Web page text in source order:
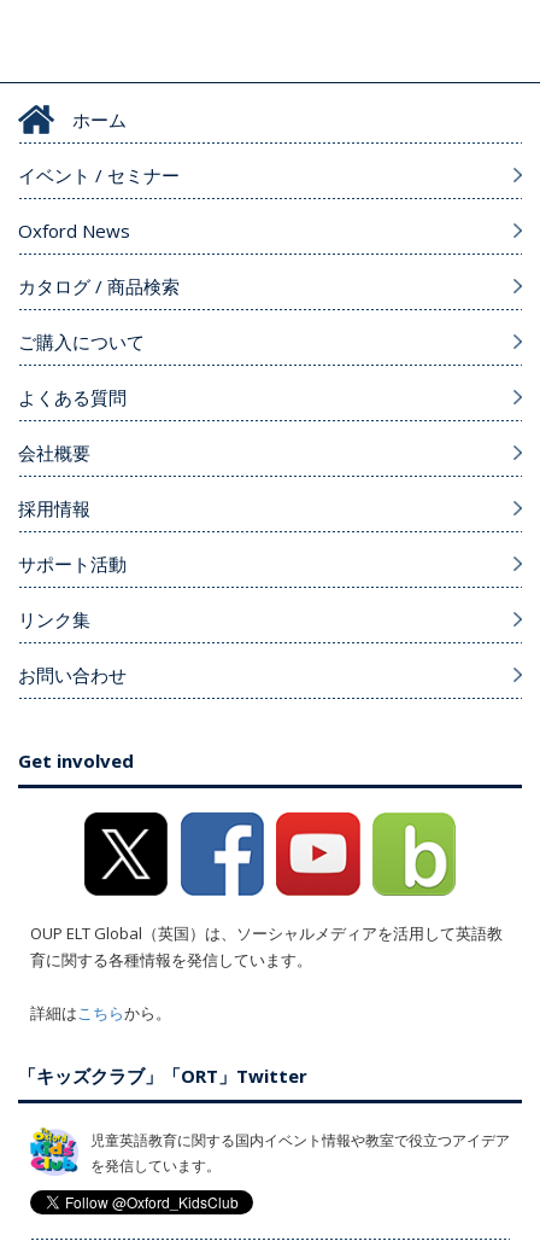
ホーム
イベント / セミナー
Oxford News
カタログ / 商品検索
ご購入について
よくある質問
会社概要
採用情報
サポート活動
リンク集
お問い合わせ
Get involved
OUP ELT Global（英国）は、ソーシャルメディアを活用して英語教
育に関する各種情報を発信しています。
詳細は こちらから。
「キッズクラブ」「ORT」Twitter
児童英語教育に関する国内イベント情報や教室で役立つアイデア
を発信しています。